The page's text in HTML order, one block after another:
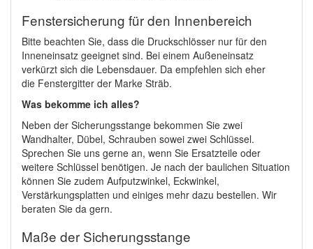
Fenstersicherung für den Innenbereich
Bitte beachten Sie, dass die Druckschlösser nur für den
Inneneinsatz geeignet sind. Bei einem Außeneinsatz
verkürzt sich die Lebensdauer. Da empfehlen sich eher
die Fenstergitter der Marke Sträb.
Was bekomme ich alles?
Neben der Sicherungsstange bekommen Sie zwei
Wandhalter, Dübel, Schrauben sowei zwei Schlüssel.
Sprechen Sie uns gerne an, wenn Sie Ersatzteile oder
weitere Schlüssel benötigen. Je nach der baulichen Situation
können Sie zudem Aufputzwinkel, Eckwinkel,
Verstärkungsplatten und einiges mehr dazu bestellen. Wir
beraten Sie da gern.
Maße der Sicherungsstange